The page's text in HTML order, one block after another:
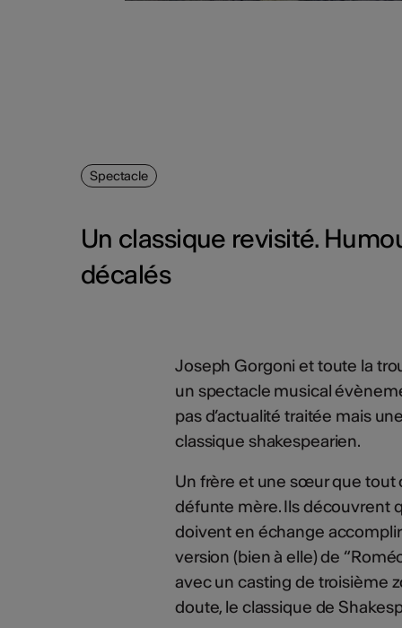
Spectacle
Un classique revisité.
décalés
Joseph Gorgoni et toute la
un spectacle musical
pas d’actualité traitée mais
classique shakespearien.
Un frère et une sœur que tout
défunte mère. Ils découvrent
doivent en échange
version (bien à elle) de
avec un casting de troisième
doute, le classique de